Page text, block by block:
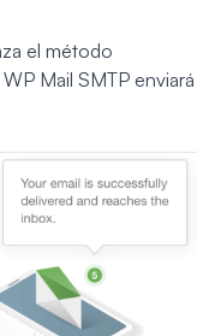
el método
Mail SMTP enviará